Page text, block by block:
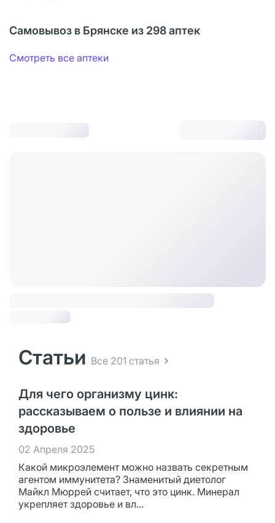
Самовывоз в Брянске из 298 аптек
Смотреть все аптеки
Статьи Все 201 статья
Для чего организму цинк:
рассказываем о пользе и влиянии на
здоровье
02 Апреля 2025
Какой микроэлемент можно назвать секретным
агентом иммунитета? Знаменитый диетолог
Майкл Мюррей считает, что это цинк. Минерал
укрепляет здоровье и вл...